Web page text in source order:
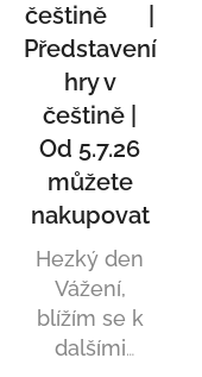
češtině 🇨🇿 |
Představení
hry v
češtině |
Od 5.7.26
můžete
nakupovat
Hezký den
Vážení,
blížím se k
dalšími